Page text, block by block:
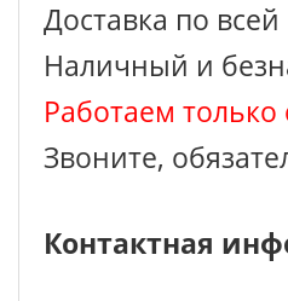
Доставка по
Наличный и
Работаем
Звоните,
Контактная